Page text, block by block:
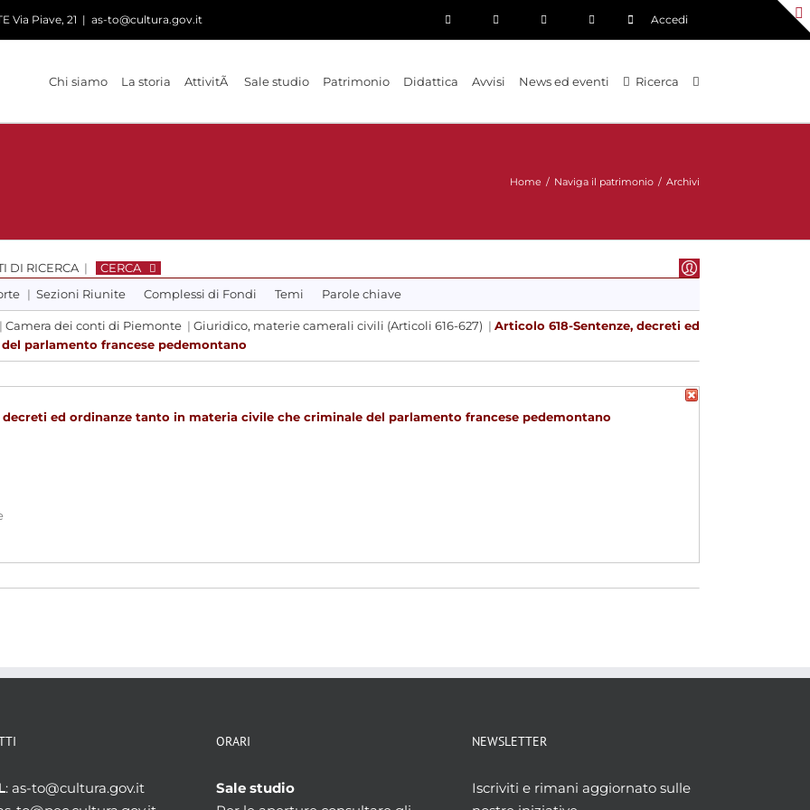
Via Piave, 21 | as-to@cultura.gov.it Accedi
Chi siamo La storia AttivitÃ Sale studio Patrimonio Didattica Avvisi News ed eventi Ricerca
Home / Naviga il patrimonio / Archivi
DI RICERCA |
CERCA
| Sezioni Riunite Complessi di Fondi Temi Parole chiave
| Camera dei conti di Piemonte | Giuridico, materie camerali civili (Articoli 616-627) | Articolo 618-Sentenze, decreti ed
parlamento francese pedemontano
decreti ed ordinanze tanto in materia civile che criminale del parlamento francese pedemontano
: as-to@cultura.gov.it
ORARI
Sale studio
NEWSLETTER
Iscriviti e rimani aggiornato sulle